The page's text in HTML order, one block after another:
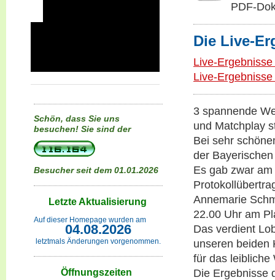
Schön, dass Sie uns
besuchen! Sie sind der
Besucher seit dem 01.01.2026
Letzte Aktualisierung
Auf dieser Homepage wurden am
04.08.2026
letztmals Änderungen vorgenommen.
Öffnungszeiten
PDF-
Die Live-
Live-
Live-
3 spannende
und Matchplay
Bei sehr
der
Es gab zwar
Annemarie
22.00 Uhr am
Das verdient
unseren beiden
für das leibliche
Die Ergebnisse